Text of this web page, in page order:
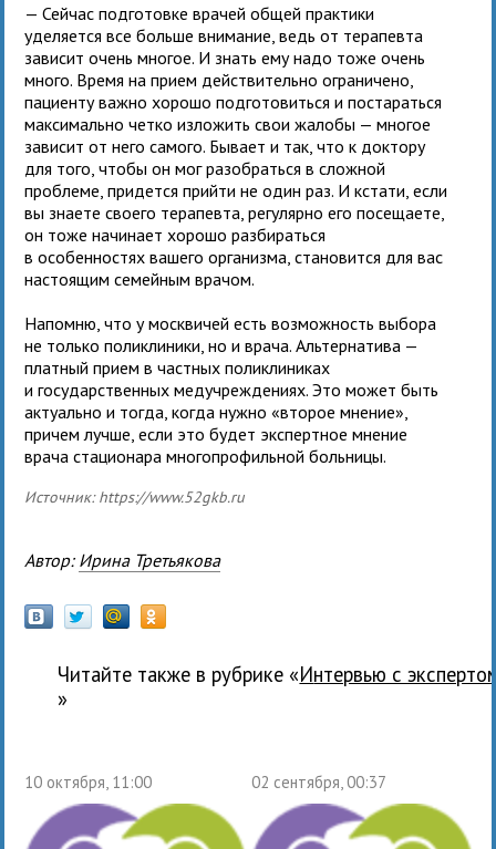
— Сейчас подготовке врачей общей практики
уделяется все больше внимание, ведь от терапевта
зависит очень многое. И знать ему надо тоже очень
много. Время на прием действительно ограничено,
пациенту важно хорошо подготовиться и постараться
максимально четко изложить свои жалобы — многое
зависит от него самого. Бывает и так, что к доктору
для того, чтобы он мог разобраться в сложной
проблеме, придется прийти не один раз. И кстати, если
вы знаете своего терапевта, регулярно его посещаете,
он тоже начинает хорошо разбираться
в особенностях вашего организма, становится для вас
настоящим семейным врачом.
Напомню, что у москвичей есть возможность выбора
не только поликлиники, но и врача. Альтернатива —
платный прием в частных поликлиниках
и государственных медучреждениях. Это может быть
актуально и тогда, когда нужно «второе мнение»,
причем лучше, если это будет экспертное мнение
врача стационара многопрофильной больницы.
Источник: https://www.52gkb.ru
Автор: Ирина Третьякова
Читайте также в рубрике «
Интервью с
»
10 октября, 11:00 02 сентября, 00:37